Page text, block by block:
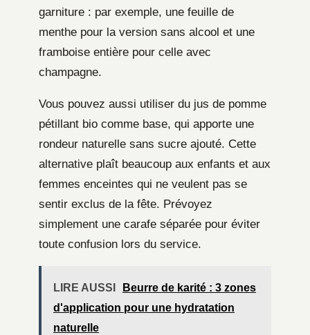
garniture : par exemple, une feuille de
menthe pour la version sans alcool et une
framboise entière pour celle avec
champagne.
Vous pouvez aussi utiliser du jus de pomme
pétillant bio comme base, qui apporte une
rondeur naturelle sans sucre ajouté. Cette
alternative plaît beaucoup aux enfants et aux
femmes enceintes qui ne veulent pas se
sentir exclus de la fête. Prévoyez
simplement une carafe séparée pour éviter
toute confusion lors du service.
LIRE AUSSI
Beurre de karité : 3 zones
d'application pour une hydratation
naturelle